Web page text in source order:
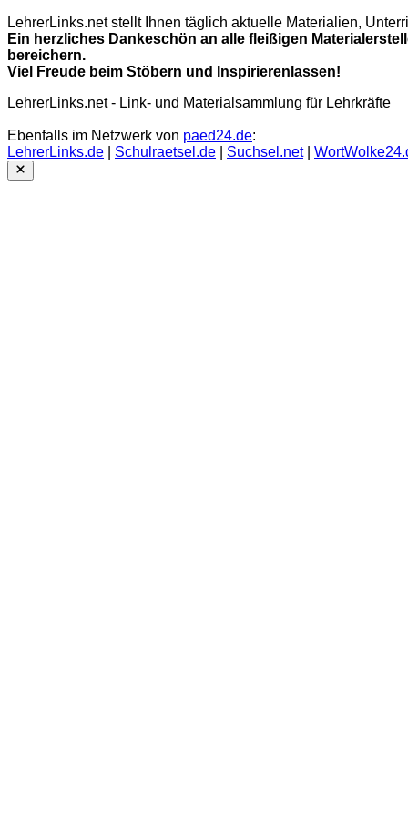
LehrerLinks.net stellt Ihnen täglich aktuelle Materialien,
Ein herzliches Dankeschön an alle fleißigen
bereichern.
Viel Freude beim Stöbern und Inspirierenlassen!
LehrerLinks.net - Link- und Materialsammlung für Lehrkräfte
Ebenfalls im Netzwerk von paed24.de:
LehrerLinks.de
Schulraetsel.de Suchsel.net|
Close